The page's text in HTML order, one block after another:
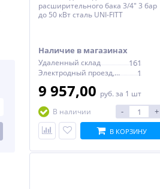
расширительного бака 3/4" 3 бар
до 50 кВт сталь UNI-FITT
Наличие в магазинах
Удаленный склад 161
Электродный проезд, 6с1 1
9 957,00 руб. за 1 шт
В наличии
- +
В КОРЗИНУ